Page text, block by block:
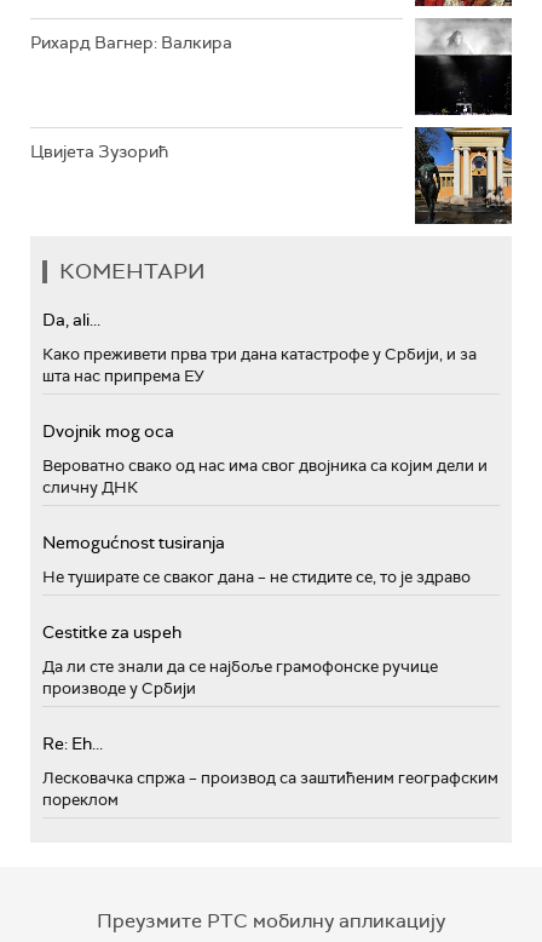
Рихард Вагнер: Валкира
Цвијета Зузорић
КОМЕНТАРИ
Da, ali...
Како преживети прва три дана катастрофе у Србији, и за
шта нас припрема ЕУ
Dvojnik mog oca
Вероватно свако од нас има свог двојника са којим дели и
сличну ДНК
Nemogućnost tusiranja
Не туширате се сваког дана – не стидите се, то је здраво
Cestitke za uspeh
Да ли сте знали да се најбоље грамофонске ручице
производе у Србији
Re: Eh...
Лесковачка спржа – производ са заштићеним географским
пореклом
Преузмите РТС мобилну апликацију